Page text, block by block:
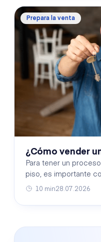
Prepara la venta
¿Cómo vender
Para tener un
piso, es importante
para maximizar el
10 min28.07.2026